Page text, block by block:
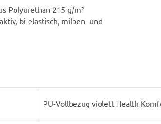
Polyurethan 215 g/m²
bi-elastisch, milben- und
PU-Vollbezug violett Health